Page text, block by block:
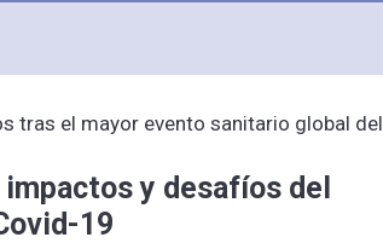
tras el mayor evento sanitario global del
y desafíos del
19